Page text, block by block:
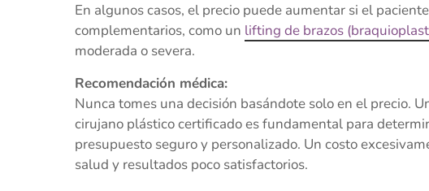
En algunos casos, el precio puede aumentar si el
complementarios, como un lifting de brazos
moderada o severa.
Recomendación médica:
Nunca tomes una decisión basándote solo en el precio.
cirujano plástico certificado es fundamental para
presupuesto seguro y personalizado. Un costo
salud y resultados poco satisfactorios.